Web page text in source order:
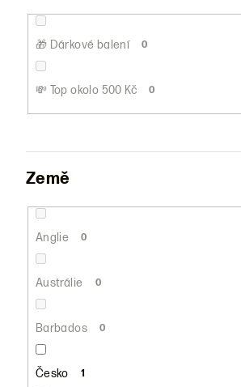
🎁 Dárkové balení 0
💸 Top okolo 500 Kč 0
Země
Anglie 0
Austrálie 0
Barbados 0
Česko 1